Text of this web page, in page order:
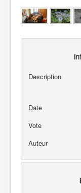
Description
Date
Vote
Auteur